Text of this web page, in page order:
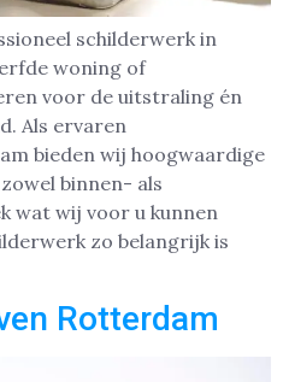
schilderwerk in
woning of
voor de uitstraling én
Als ervaren
bieden wij hoogwaardige
binnen- als
wat wij voor u kunnen
zo belangrijk is
Rotterdam